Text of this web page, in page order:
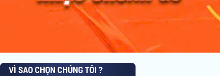
VÌ SAO CHỌN CHÚNG TÔI ?